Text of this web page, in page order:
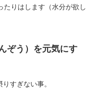
たりはします（水分が欲し
ぞう）を元気にす
すぎない事。